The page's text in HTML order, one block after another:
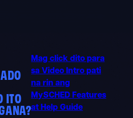
ITO
Mag click dito para
sa Video Intro pati
na rin ang
MySCHED Features
at Help Guide